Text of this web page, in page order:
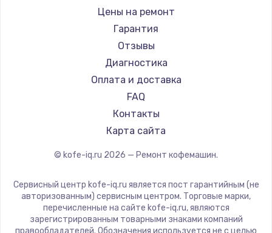
Ремонт кофемашин RED solution
Ремонт кофемашин Bravilor Bonamat
Ремонт кофемашин Vard
Ремонт кофемашин Tuvio
Ремонт кофемашин Carrera
Ремонт кофемашин Supra
Jura
Olympia
Saeco
La Cimbali
WMF
Yamaguchi
Nivona
Astoria
ROCKET MOZZAFIATO
Vivitek
Thomson
Цены на ремонт
Гарантия
Отзывы
Диагностика
Оплата и доставка
FAQ
Контакты
Карта сайта
© kofe-iq.ru 2026 — Ремонт кофемашин.
Сервисный центр kofe-iq.ru является пост гарантийным (не
авторизованным) сервисным центром. Торговые марки,
перечисленные на сайте kofe-iq.ru, являются
зарегистрированным товарными знаками компаний
правообладателей. Обозначения используется не с целью